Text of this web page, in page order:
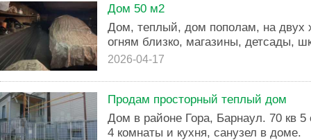
Дом 50 м2
Дом, теплый, дом пополам, на двух
огням близко, магазины, детсады,
2026-04-17
Продам просторный теплый дом
Дом в районе Гора, Барнаул. 70 кв 5
4 комнаты и кухня, санузел в доме.